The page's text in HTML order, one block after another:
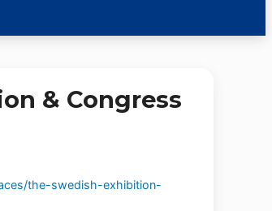
& Congress
the-swedish-exhibition-